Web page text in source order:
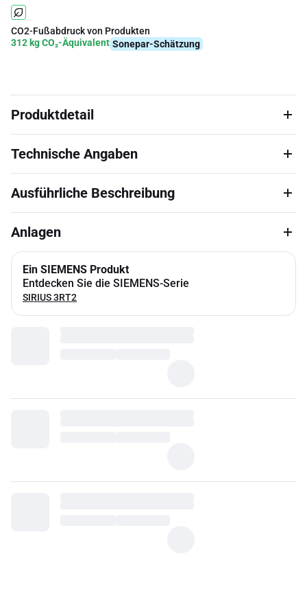
CO2-Fußabdruck von Produkten
312 kg CO₂-Äquivalent Sonepar-Schätzung
Produktdetail
Technische Angaben
Ausführliche Beschreibung
Anlagen
Ein SIEMENS Produkt
Entdecken Sie die SIEMENS-Serie
SIRIUS 3RT2